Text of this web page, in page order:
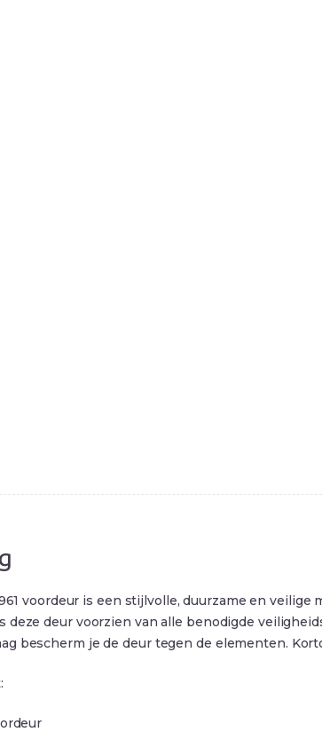
voordeur is een stijlvolle, duurzame en
deze deur voorzien van alle benodigde
bescherm je de deur tegen de elementen.